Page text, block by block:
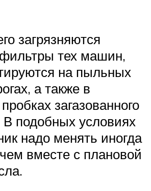
загрязняются
тех машин,
на пыльных
а также в
загазованного
В подобных условиях
надо менять иногда
вместе с плановой